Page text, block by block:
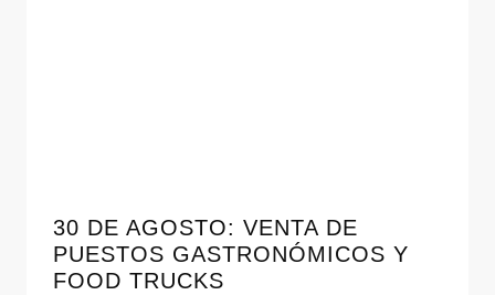
30 DE AGOSTO: VENTA DE
PUESTOS GASTRONÓMICOS Y
FOOD TRUCKS